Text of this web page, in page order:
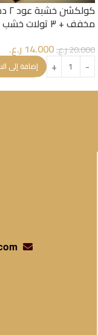
مخفف + ٣ تولات خشب
20.000ر.ع.14.000 ر.ع.
إضافة إلى